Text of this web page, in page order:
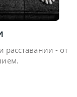
расставании - от